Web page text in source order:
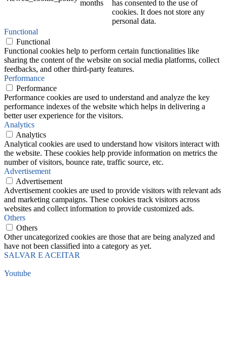
months
has consented to the use of
cookies. It does not store any
personal data.
Functional
Functional
Functional cookies help to perform certain functionalities like
sharing the content of the website on social media platforms, collect
feedbacks, and other third-party features.
Performance
Performance
Performance cookies are used to understand and analyze the key
performance indexes of the website which helps in delivering a
better user experience for the visitors.
Analytics
Analytics
Analytical cookies are used to understand how visitors interact with
the website. These cookies help provide information on metrics the
number of visitors, bounce rate, traffic source, etc.
Advertisement
Advertisement
Advertisement cookies are used to provide visitors with relevant ads
and marketing campaigns. These cookies track visitors across
websites and collect information to provide customized ads.
Others
Others
Other uncategorized cookies are those that are being analyzed and
have not been classified into a category as yet.
SALVAR E ACEITAR
Youtube